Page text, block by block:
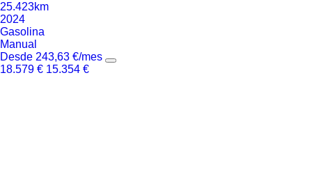
25.423km
2024
Gasolina
Manual
Desde 243,63 €/mes
18.579 € 15.354 €